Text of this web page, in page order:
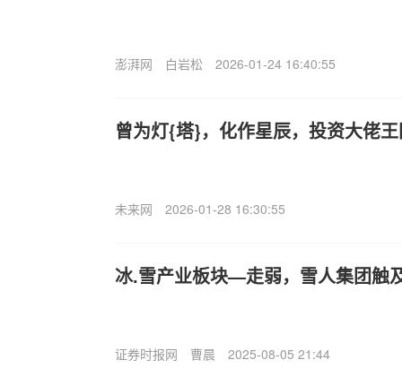
澎湃网 白岩松 2026-01-24 16:40:55
曾为灯{塔}，化作星辰，投资大佬
未来网 2026-01-28 16:30:55
冰.雪产业板块—走弱，雪人集团触
证券时报网 曹晨 2025-08-05 21:44